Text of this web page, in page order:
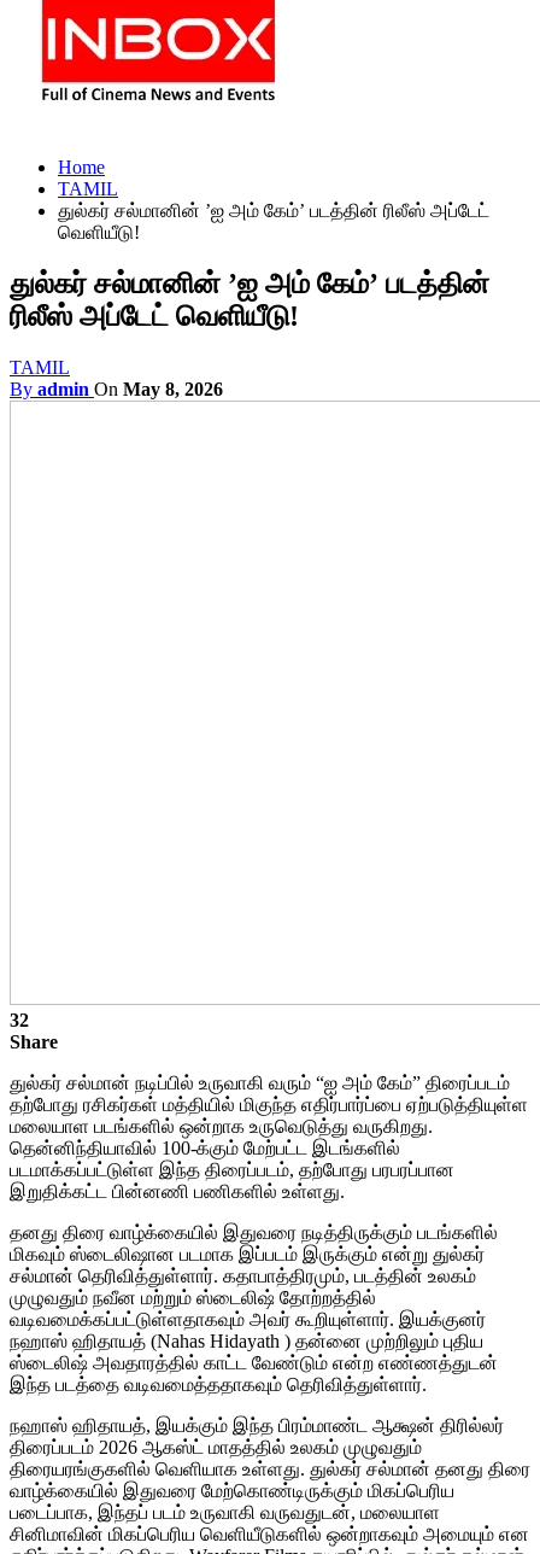
Home
TAMIL
துல்கர் சல்மானின் ’ஐ அம் கேம்’ படத்தின் ரிலீஸ் அப்டேட்
வெளியீடு!
துல்கர் சல்மானின் ’ஐ அம் கேம்’ படத்தின்
ரிலீஸ் அப்டேட் வெளியீடு!
TAMIL
By admin On May 8, 2026
32
Share
துல்கர் சல்மான் நடிப்பில் உருவாகி வரும் “ஐ அம் கேம்” திரைப்படம்
தற்போது ரசிகர்கள் மத்தியில் மிகுந்த எதிர்பார்ப்பை ஏற்படுத்தியுள்ள
மலையாள படங்களில் ஒன்றாக உருவெடுத்து வருகிறது.
தென்னிந்தியாவில் 100-க்கும் மேற்பட்ட இடங்களில்
படமாக்கப்பட்டுள்ள இந்த திரைப்படம், தற்போது பரபரப்பான
இறுதிக்கட்ட பின்னணி பணிகளில் உள்ளது.
தனது திரை வாழ்க்கையில் இதுவரை நடித்திருக்கும் படங்களில்
மிகவும் ஸ்டைலிஷான படமாக இப்படம் இருக்கும் என்று துல்கர்
சல்மான் தெரிவித்துள்ளார். கதாபாத்திரமும், படத்தின் உலகம்
முழுவதும் நவீன மற்றும் ஸ்டைலிஷ் தோற்றத்தில்
வடிவமைக்கப்பட்டுள்ளதாகவும் அவர் கூறியுள்ளார். இயக்குனர்
நஹாஸ் ஹிதாயத் (Nahas Hidayath ) தன்னை முற்றிலும் புதிய
ஸ்டைலிஷ் அவதாரத்தில் காட்ட வேண்டும் என்ற எண்ணத்துடன்
இந்த படத்தை வடிவமைத்ததாகவும் தெரிவித்துள்ளார்.
நஹாஸ் ஹிதாயத், இயக்கும் இந்த பிரம்மாண்ட ஆக்ஷன் திரில்லர்
திரைப்படம் 2026 ஆகஸ்ட் மாதத்தில் உலகம் முழுவதும்
திரையரங்குகளில் வெளியாக உள்ளது. துல்கர் சல்மான் தனது திரை
வாழ்க்கையில் இதுவரை மேற்கொண்டிருக்கும் மிகப்பெரிய
படைப்பாக, இந்தப் படம் உருவாகி வருவதுடன், மலையாள
சினிமாவின் மிகப்பெரிய வெளியீடுகளில் ஒன்றாகவும் அமையும் என